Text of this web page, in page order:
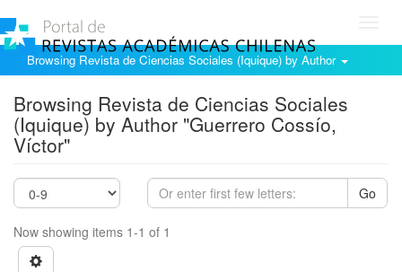
Browsing Revista de Ciencias Sociales (Iquique) by Author
Browsing Revista de Ciencias Sociales
(Iquique) by Author "Guerrero Cossío,
Víctor"
Go
Now showing items 1-1 of 1